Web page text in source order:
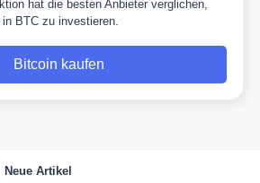
hat die besten Anbieter verglichen,
BTC zu investieren.
Bitcoin kaufen
Neue Artikel